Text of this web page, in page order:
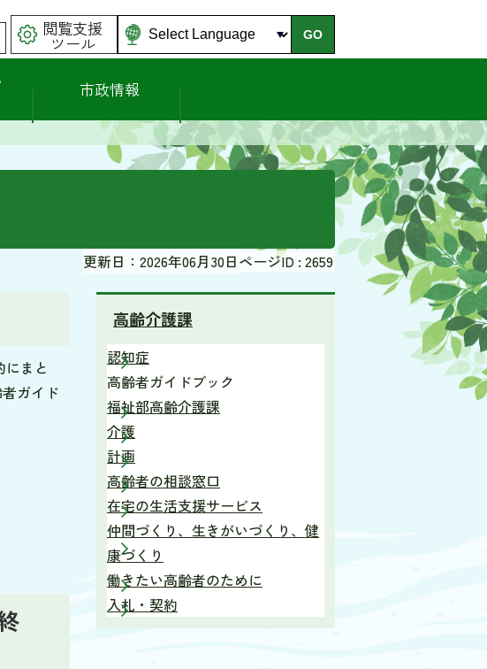
閲覧支援
ツール GO
市政情報
更新日：2026年06月30日ページID : 2659
まと
ガイド
高齢介護課
認知症
高齢者ガイドブック
福祉部高齢介護課
介護
計画
高齢者の相談窓口
在宅の生活支援サービス
仲間づくり、生きがいづくり、健
康づくり
働きたい高齢者のために
入札・契約